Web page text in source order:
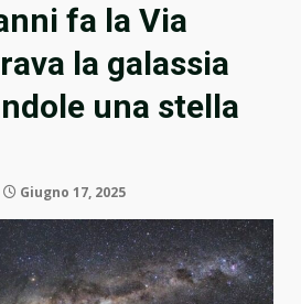
fa la Via
la galassia
una stella
Giugno 17, 2025